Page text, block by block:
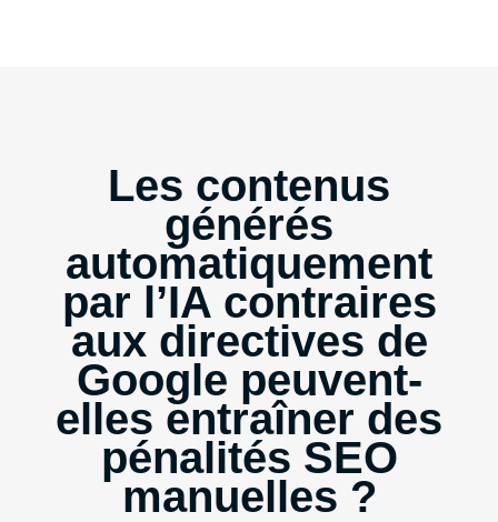
Les contenus
générés
automatiquement
par l’IA contraires
aux directives de
Google peuvent-
elles entraîner des
pénalités SEO
manuelles ?